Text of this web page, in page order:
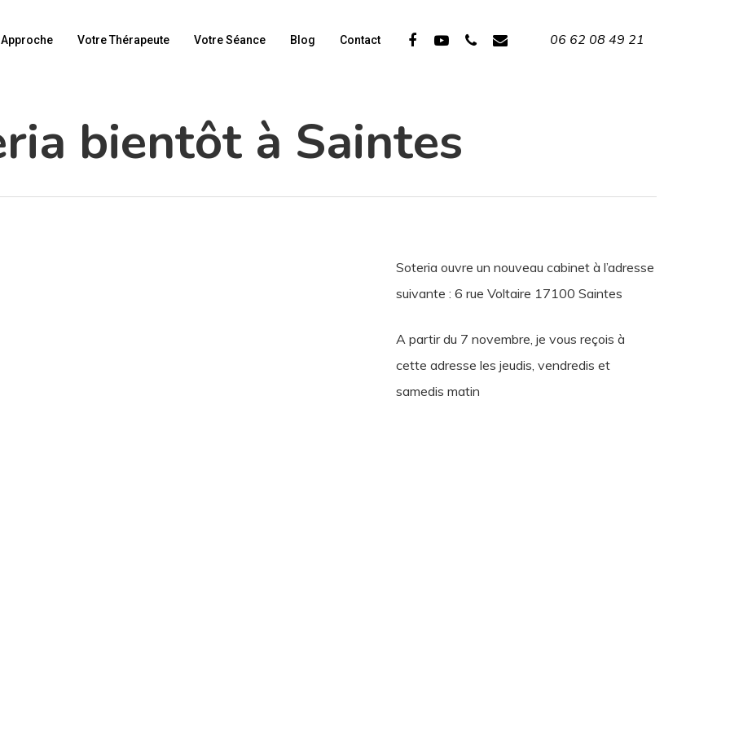
Approche Votre Thérapeute Votre Séance Blog Contact FacebookYoutubePhone Email 06 62 08 49 21
bientôt à Saintes
Soteria ouvre un nouveau cabinet à l’adresse
suivante : 6 rue Voltaire 17100 Saintes
A partir du 7 novembre, je vous reçois à
cette adresse les jeudis, vendredis et
samedis matin